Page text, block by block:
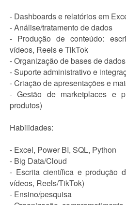
- Dashboards e relatórios em
- Análise/tratamento de dados
- Produção de conteúdo:
vídeos, Reels e TikTok
- Organização de bases de
- Suporte administrativo e
- Criação de apresentações e
- Gestão de marketplaces e
produtos)
Habilidades:
- Excel, Power BI, SQL, Python
- Big Data/Cloud
- Escrita científica e produção
vídeos, Reels/TikTok)
- Ensino/pesquisa